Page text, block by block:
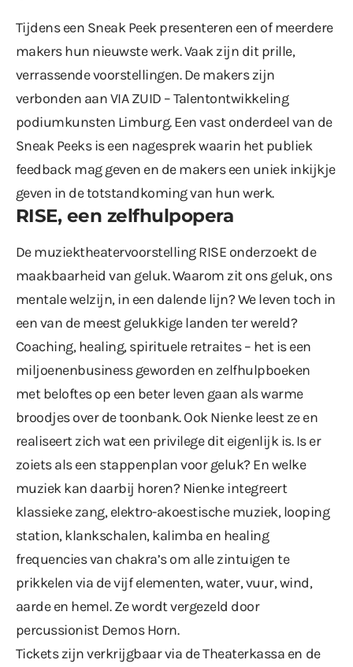
Tijdens een Sneak Peek presenteren een of meerdere
makers hun nieuwste werk. Vaak zijn dit prille,
verrassende voorstellingen. De makers zijn
verbonden aan VIA ZUID – Talentontwikkeling
podiumkunsten Limburg. Een vast onderdeel van de
Sneak Peeks is een nagesprek waarin het publiek
feedback mag geven en de makers een uniek inkijkje
geven in de totstandkoming van hun werk.
RISE, een zelfhulpopera
De muziektheatervoorstelling RISE onderzoekt de
maakbaarheid van geluk. Waarom zit ons geluk, ons
mentale welzijn, in een dalende lijn? We leven toch in
een van de meest gelukkige landen ter wereld?
Coaching, healing, spirituele retraites – het is een
miljoenenbusiness geworden en zelfhulpboeken
met beloftes op een beter leven gaan als warme
broodjes over de toonbank. Ook Nienke leest ze en
realiseert zich wat een privilege dit eigenlijk is. Is er
zoiets als een stappenplan voor geluk? En welke
muziek kan daarbij horen? Nienke integreert
klassieke zang, elektro-akoestische muziek, looping
station, klankschalen, kalimba en healing
frequencies van chakra’s om alle zintuigen te
prikkelen via de vijf elementen, water, vuur, wind,
aarde en hemel. Ze wordt vergezeld door
percussionist Demos Horn.
Tickets zijn verkrijgbaar via de Theaterkassa en de